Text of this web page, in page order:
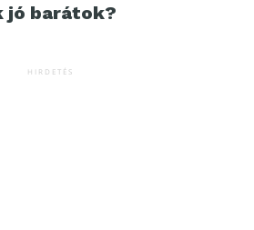
jó barátok?
HIRDETÉS